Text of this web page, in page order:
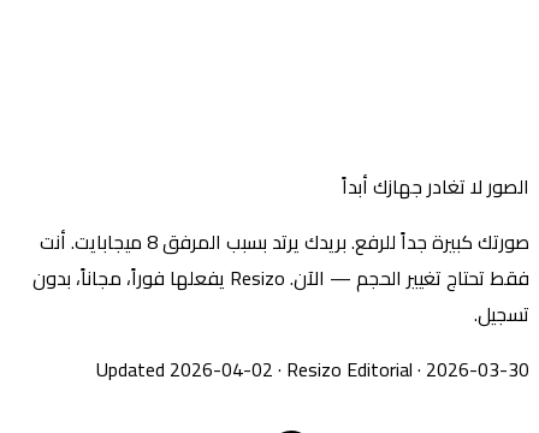
الصور لا تغادر جهازك أبداً
صورتك كبيرة جداً للرفع. بريدك يرتد بسبب المرفق 8 ميجابايت. أنت
فقط تحتاج تغيير الحجم — الآن. Resizo يفعلها فوراً، مجاناً، بدون
تسجيل.
2026-03-30
·
Updated 2026-04-02· Resizo Editorial